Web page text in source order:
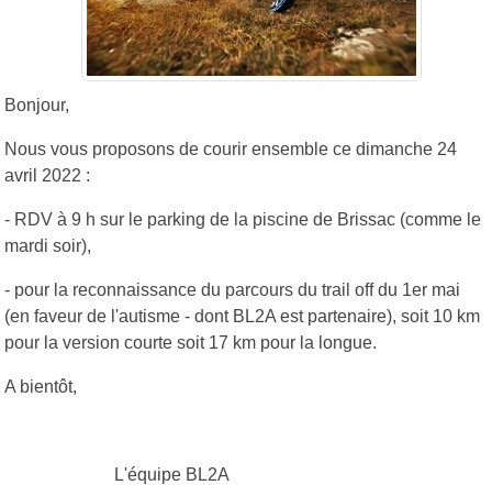
Bonjour,
Nous vous proposons de courir ensemble ce dimanche 24
avril 2022 :
- RDV à 9 h sur le parking de la piscine de Brissac (comme le
mardi soir),
- pour la reconnaissance du parcours du trail off du 1er mai
(en faveur de l'autisme - dont BL2A est partenaire), soit 10 km
pour la version courte soit 17 km pour la longue.
A bientôt,
L'équipe BL2A